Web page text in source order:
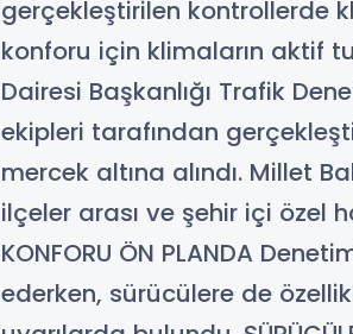
gerçekleştirilen kontrollerde
konforu için klimaların aktif
Dairesi Başkanlığı Trafik
ekipleri tarafından
mercek altına alındı. Millet
ilçeler arası ve şehir içi özel
KONFORU ÖN PLANDA
ederken, sürücülere de